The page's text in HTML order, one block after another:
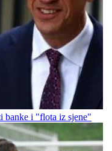
banke i "flota iz sjene"